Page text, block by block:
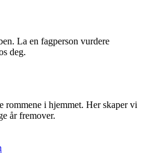
La en fagperson vurdere
deg.
rommene i hjemmet. Her skaper vi
år fremover.